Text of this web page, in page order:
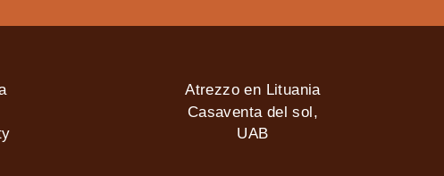
Atrezzo en Lituania
Casaventa del sol,
UAB